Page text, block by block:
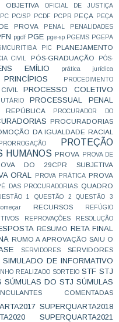
OBJETIVA OFICIAL DE JUSTIÇA
PC PC/SP PCDF PCPR PEÇA
PEÇA
PROVA PENAL PENALIDADES
pgdf PGE pge-sp PGEMS PGEPA
PIC PLANEJAMENTO
CIVIL PÓS-GRADUAÇÃO
PÓS-
EMÍLIO prática jurídica
PRINCÍPIOS
PROCEDIMENTO
PROCESSO COLETIVO
PROCESSUAL PENAL
PROCURADOR DO
PROCURADORIAS
DA IGUALDADE RACIAL
PRORROGAÇÃO
PROTEÇÃO
HUMANOS PROVA
PROVA DE
DO 29CPR SUBJETIVA
ORAL PROVA PRÁTICA PROVA
DAS PROCURADORIAS
QUADRO
1 QUESTÃO 2 QUESTÃO 3
RECURSOS REFÚGIO
REPROVAÇÕES
RESOLUÇÃO
RESUMO RETA FINAL
RUMO A APROVAÇÃO SAIU O
SERVIDORES
SERVIDORES
SIMULADO DE INFORMATIVO
REALIZADO SORTEIO STF STJ
SÚMULAS DO STJ SÚMULAS
COMENTADAS
SUPERQUARTA2018
SUPERQUARTA2021